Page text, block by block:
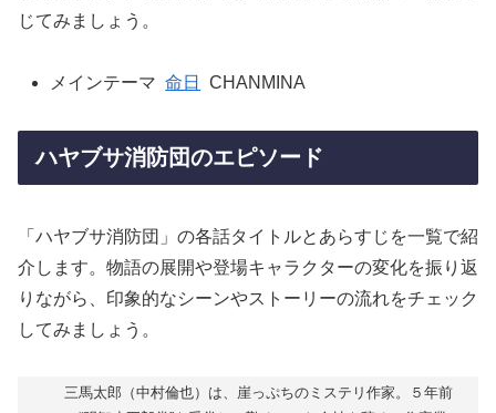
じてみましょう。
メインテーマ 命日 CHANMINA
ハヤブサ消防団のエピソード
「ハヤブサ消防団」の各話タイトルとあらすじを一覧で紹
介します。物語の展開や登場キャラクターの変化を振り返
りながら、印象的なシーンやストーリーの流れをチェック
してみましょう。
三馬太郎（中村倫也）は、崖っぷちのミステリ作家。５年前